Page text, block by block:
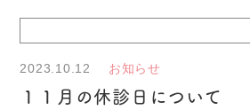
2023.10.12 お知らせ
１１月の休診日について